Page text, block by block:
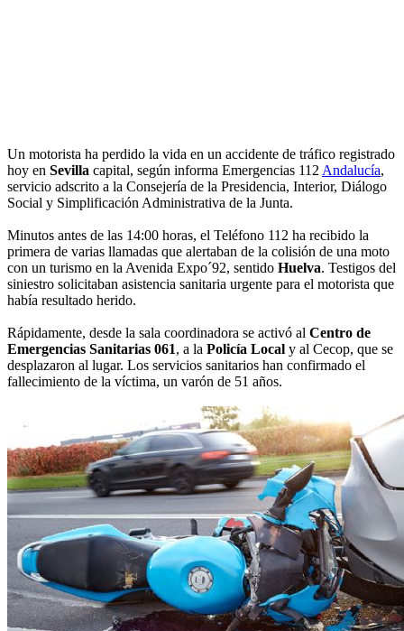
Un motorista ha perdido la vida en un accidente de tráfico registrado
hoy en Sevilla capital, según informa Emergencias 112 Andalucía,
servicio adscrito a la Consejería de la Presidencia, Interior, Diálogo
Social y Simplificación Administrativa de la Junta.
Minutos antes de las 14:00 horas, el Teléfono 112 ha recibido la
primera de varias llamadas que alertaban de la colisión de una moto
con un turismo en la Avenida Expo´92, sentido Huelva. Testigos del
siniestro solicitaban asistencia sanitaria urgente para el motorista que
había resultado herido.
Rápidamente, desde la sala coordinadora se activó al Centro de
Emergencias Sanitarias 061, a la Policía Local y al Cecop, que se
desplazaron al lugar. Los servicios sanitarios han confirmado el
fallecimiento de la víctima, un varón de 51 años.